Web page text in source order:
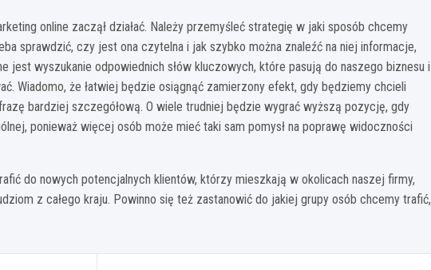
online zaczął działać. Należy przemyśleć strategię w jaki sposób chcemy
sprawdzić, czy jest ona czytelna i jak szybko można znaleźć na niej informacje,
jest wyszukanie odpowiednich słów kluczowych, które pasują do naszego biznesu i
Wiadomo, że łatwiej będzie osiągnąć zamierzony efekt, gdy będziemy chcieli
bardziej szczegółową. O wiele trudniej będzie wygrać wyższą pozycję, gdy
ponieważ więcej osób może mieć taki sam pomysł na poprawę widoczności
do nowych potencjalnych klientów, którzy mieszkają w okolicach naszej firmy,
z całego kraju. Powinno się też zastanowić do jakiej grupy osób chcemy trafić,